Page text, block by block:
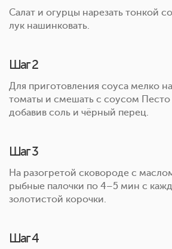
Салат и огурцы нарезать тонкой
лук нашинковать.
Шаг 2
Для приготовления соуса мелко
томаты и смешать с соусом
добавив соль и чёрный перец.
Шаг 3
На разогретой сковороде с
рыбные палочки по 4–5 мин с
золотистой корочки.
Шаг 4